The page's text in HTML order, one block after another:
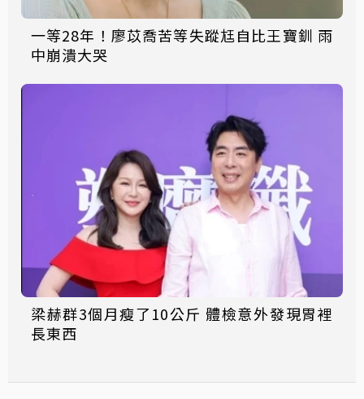
一等28年！廖苡喬苦等失蹤尪自比王寶釧 雨
中崩潰大哭
梁赫群3個月瘦了10公斤 體檢意外發現胃裡
長東西